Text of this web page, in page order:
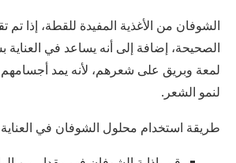
الشوفان من الأغذية المفيدة للقطة، إذا تم
الصحيحة، إضافة إلى أنه يساعد في
لمعة وبريق على شعرهم، لأنه يمد أجسامهم
لنمو الشعر.
طريقة استخدام محلول الشوفان في